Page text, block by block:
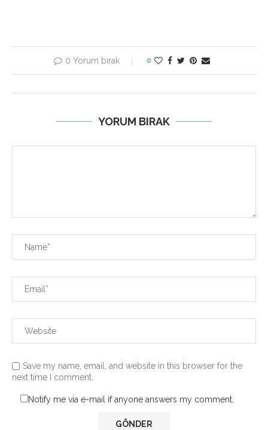
0 Yorum bırak 0
YORUM BIRAK
Save my name, email, and website in this browser for the
next time I comment.
Notify me via e-mail if anyone answers my comment.